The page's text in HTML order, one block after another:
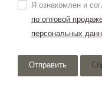
Я ознакомлен и
по оптовой
персональных